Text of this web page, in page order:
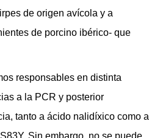
de origen avícola y a
de porcino ibérico- que
responsables en distinta
a la PCR y posterior
tanto a ácido nalidíxico como a
Sin embargo, no se puede